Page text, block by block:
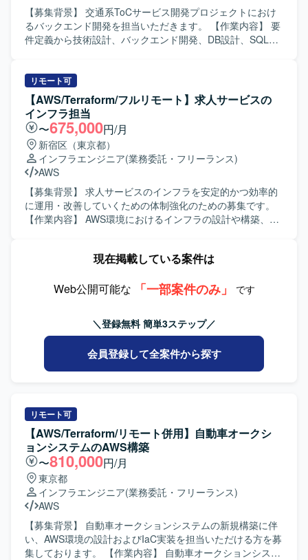
【募集背景】 交通系ToCサービス開発プロジェクトにおけ
るバックエンド開発を担当いただきます。 【作業内容】 要
件定義から技術設計、バックエンド開発、DB設計、SQL実
魅力】 交通系のToC向けサービス開発に携わることができ
ます。 【開発環境】 Python、TypeScript、Java、
PostgreSQL、Oracle、SQL Server、BigQuery、AWS、
GCP、Azure、Terraformを使用します。
リモート可
【AWS/Terraform/フルリモート】求人サービスの
インフラ担当
〜675,000円/月
新宿区（東京都）
インフラエンジニア(業務委託・フリーランス)
AWS
【募集背景】 求人サービスのインフラを安定的かつ効率的
に運用・改善していくための体制強化のための募集です。
【作業内容】 AWS環境におけるインフラの設計や構築、既
スクを遂行する業務を担当していただきます。 【求める人
めています。スピード感を持ってタスクを進められ、責任
ョンの魅力】 AWSを中心としたクラウドインフラの設計構
築から改善まで幅広い工程を担当できるため、インフラエ
ンジニアとしてのスキルを高いレベルで磨いていただけま
す。IaCを活用したモダンな環境で業務に取り組んでいただ
けます。 【開発環境】 AWSを中心としたクラウドインフラ
現在掲載している案件は
Web公開可能な
「一部案件のみ」 です
＼登録無料 簡単3ステップ／
会員登録して全案件から探す
リモート可
【AWS/Terraform/リモート併用】自動車オークシ
ョンシステムのAWS構築
〜810,000円/月
東京都
インフラエンジニア(業務委託・フリーランス)
AWS
【募集背景】 自動車オークションシステムの新規構築に伴
い、AWS環境の設計およびIaC実装を担当いただける方を募
集しております。 【作業内容】 自動車オークションシステ